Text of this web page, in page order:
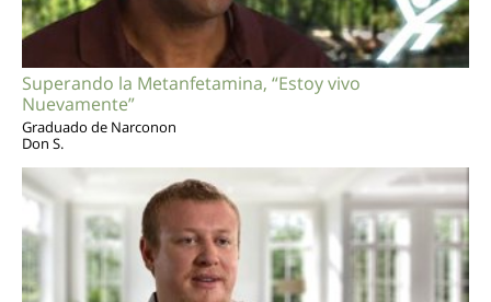
Superando la Metanfetamina, “Estoy vivo
Nuevamente”
Graduado de Narconon
Don S.